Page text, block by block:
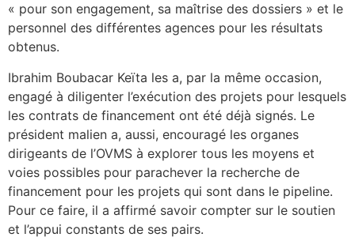
« pour son engagement, sa maîtrise des dossiers » et le
personnel des différentes agences pour les résultats
obtenus.
Ibrahim Boubacar Keïta les a, par la même occasion,
engagé à diligenter l’exécution des projets pour lesquels
les contrats de financement ont été déjà signés. Le
président malien a, aussi, encouragé les organes
dirigeants de l’OVMS à explorer tous les moyens et
voies possibles pour parachever la recherche de
financement pour les projets qui sont dans le pipeline.
Pour ce faire, il a affirmé savoir compter sur le soutien
et l’appui constants de ses pairs.